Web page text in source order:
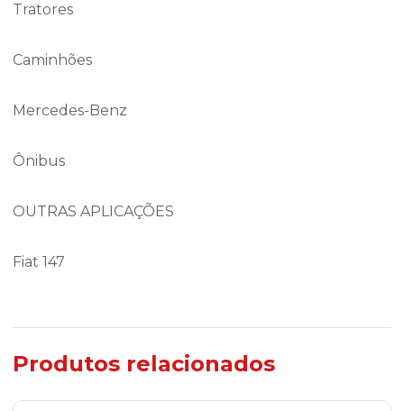
Tratores
Caminhões
Mercedes-Benz
Ônibus
OUTRAS APLICAÇÕES
Fiat 147
Produtos relacionados